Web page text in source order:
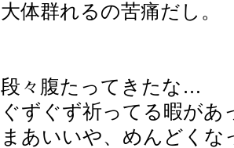
大体群れるの苦痛だし。
段々腹たってきたな…
ぐずぐず祈ってる暇があ
まあいいや、めんどくな